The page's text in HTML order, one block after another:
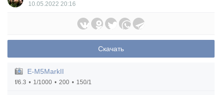
10.05.2022 20:16
Скачать
E-M5MarkII
f/6.3 1/1000 200 150/1